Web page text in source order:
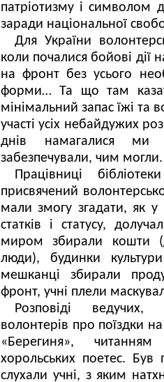
патріотизму і символом
заради національної
Для України
коли почалися бойові дії
на фронт без усього
форми… Та що там
мінімальний запас їжі та
участі усіх небайдужих
днів намагалися ми
забезпечували, чим могли.
Працівниці
присвячений
мали змогу згадати, як
статків і статусу,
миром збирали кошти
люди), будинки
мешканці збирали
фронт, учні плели
Розповіді
волонтерів про поїздки
«Берегиня»,
хорольських поетес.
слухали учні, з яким